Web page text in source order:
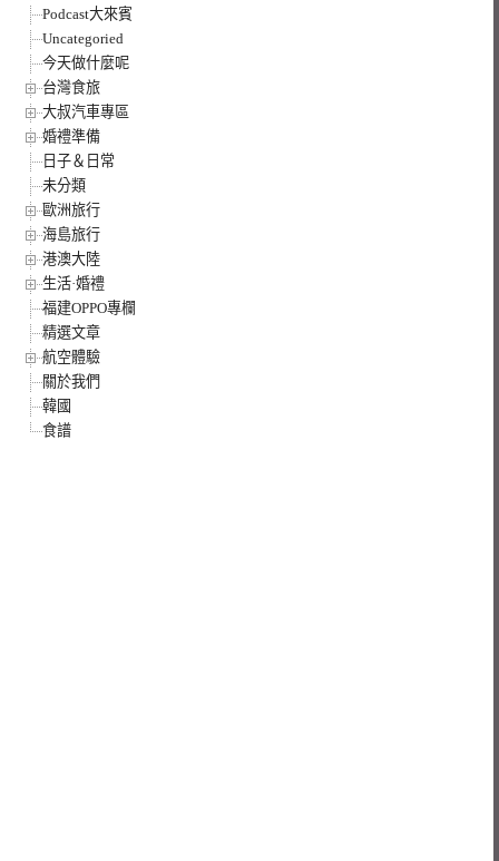
Podcast大來賓
Uncategoried
今天做什麼呢
台灣食旅
大叔汽車專區
婚禮準備
日子＆日常
未分類
歐洲旅行
海島旅行
港澳大陸
生活·婚禮
福建OPPO專欄
精選文章
航空體驗
關於我們
韓國
食譜